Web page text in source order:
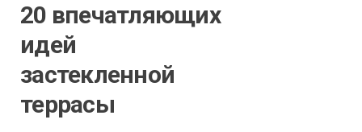
20 впечатляющих
идей
застекленной
террасы